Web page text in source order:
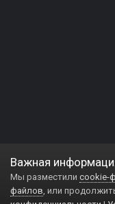
Важная
Мы разместили cookie-
файлов, или